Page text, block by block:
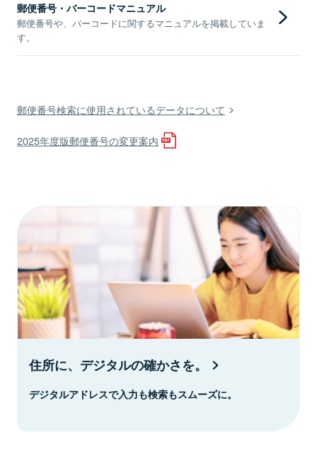
郵便番号・バーコードマニュアル
郵便番号や、バーコードに関するマニュアルを掲載していま
す。
郵便番号検索に使用されているデータについて
2025年度版郵便番号の変更案内
住所に、デジタルの確かさを。
デジタルアドレスで入力も検索もスムーズに。